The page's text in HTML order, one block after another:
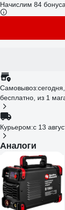
Начислим 84 бонуса
Самовывоз:сегодня,
бесплатно , из 1
Курьером:c 13
Аналоги